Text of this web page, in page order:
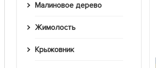
Малиновое дерево
Жимолость
Крыжовник